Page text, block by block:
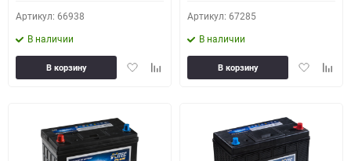
Артикул: 66938
В наличии
ДобавитьДобавить
В корзину
Артикул: 67285
В наличии
Добавить
В корзину